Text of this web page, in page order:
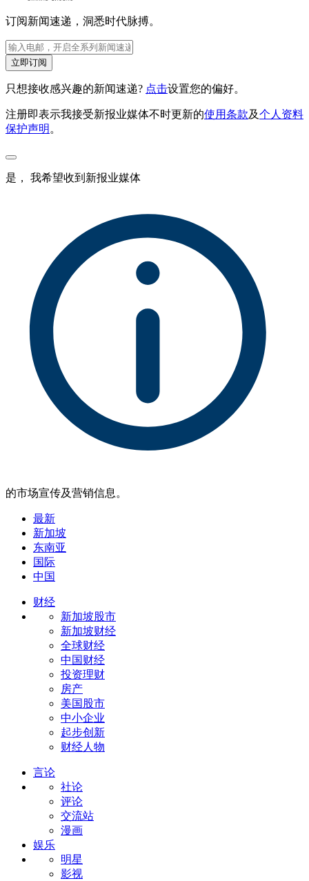
订阅新闻速递，洞悉时代脉搏。
立即订阅
只想接收感兴趣的新闻速递? 点击设置您的偏好。
注册即表示我接受新报业媒体不时更新的使用条款及个人资料
保护声明。
是， 我希望收到新报业媒体
的市场宣传及营销信息。
最新
新加坡
东南亚
国际
中国
财经
新加坡股市
新加坡财经
全球财经
中国财经
投资理财
房产
美国股市
中小企业
起步创新
财经人物
言论
社论
评论
交流站
漫画
娱乐
明星
影视